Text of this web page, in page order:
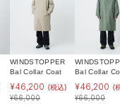
WINDSTOPPER
Bal Collar Coat
¥46,200 (税込)
¥66,000
Bal Collar
¥46,200 (
¥66,000